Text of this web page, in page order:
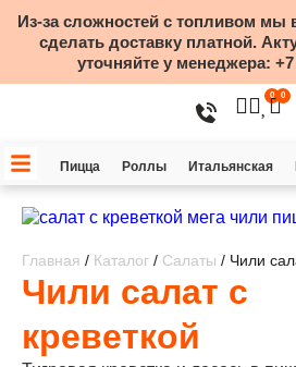
Из-за сложностей с топливом
сделать доставку платной.
уточняйте у менеджера:
0 0
Пицца Роллы Итальянская
Главная / Каталог / Салаты / Чили
Чили салат с
креветкой